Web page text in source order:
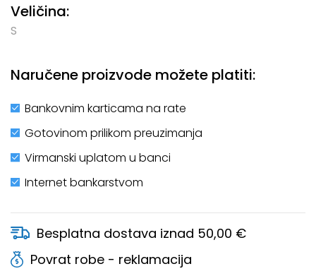
Veličina:
S
Naručene proizvode možete platiti:
Bankovnim karticama na rate
Gotovinom prilikom preuzimanja
Virmanski uplatom u banci
Internet bankarstvom
Besplatna dostava iznad 50,00 €
Povrat robe - reklamacija